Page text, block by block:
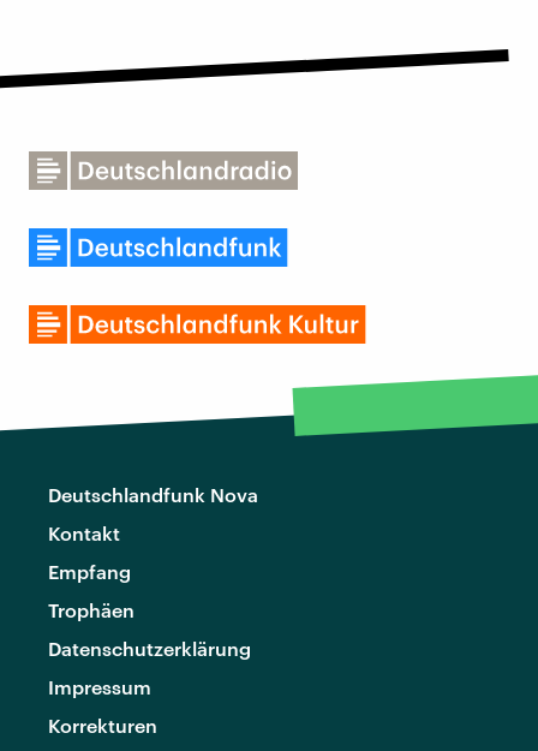
Deutschlandfunk Nova
Kontakt
Empfang
Trophäen
Datenschutzerklärung
Impressum
Korrekturen